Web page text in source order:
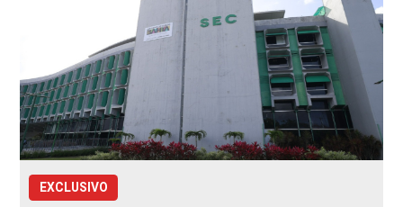
EXCLUSIVO